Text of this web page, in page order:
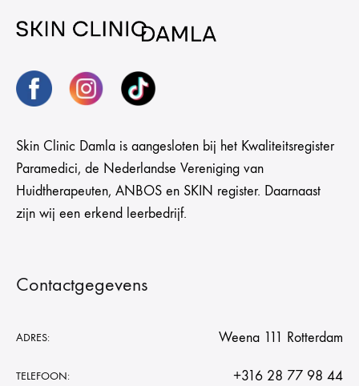
Skin Clinic Damla is aangesloten bij het Kwaliteitsregister
Paramedici, de Nederlandse Vereniging van
Huidtherapeuten, ANBOS en SKIN register. Daarnaast
zijn wij een erkend leerbedrijf.
Contactgegevens
ADRES: Weena 111 Rotterdam
TELEFOON: +316 28 77 98 44